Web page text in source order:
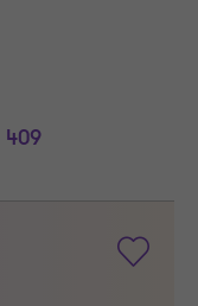
409